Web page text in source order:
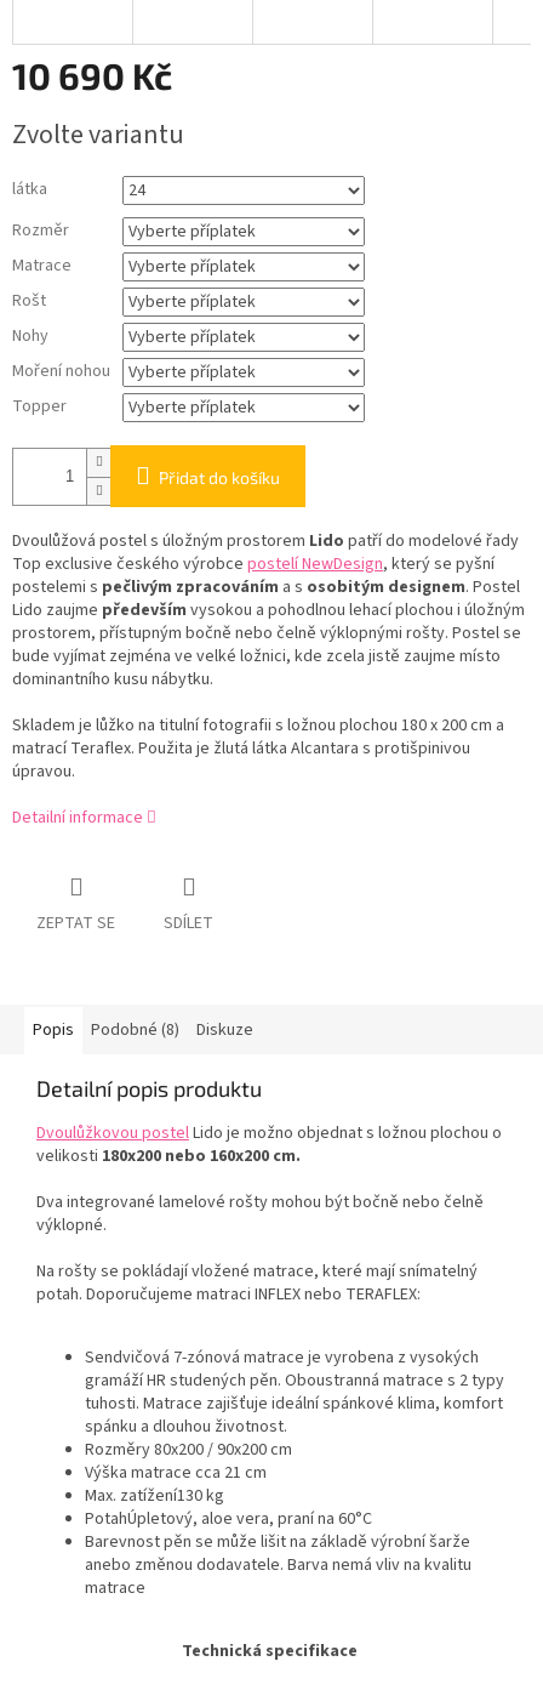
10 690 Kč
cena:
Zvolte variantu
látka
Rozměr
Matrace
Rošt
Nohy
Moření nohou
Topper
Přidat do košíku
Dvoulůžová postel s úložným prostorem Lido patří do modelové řady
Top exclusive českého výrobce postelí NewDesign, který se pyšní
postelemi s pečlivým zpracováním a s osobitým designem. Postel
Lido zaujme především vysokou a pohodlnou lehací plochou i úložným
prostorem, přístupným bočně nebo čelně výklopnými rošty. Postel se
bude vyjímat zejména ve velké ložnici, kde zcela jistě zaujme místo
dominantního kusu nábytku.
Skladem je lůžko na titulní fotografii s ložnou plochou 180 x 200 cm a
matrací Teraflex. Použita je žlutá látka Alcantara s protišpinivou
úpravou.
Detailní informace
ZEPTAT SE SDÍLET
Popis Podobné (8) Diskuze
Detailní popis produktu
Dvoulůžkovou postelLido je možno objednat s ložnou plochou o
velikosti 180x200 nebo 160x200 cm.
Dva integrované lamelové rošty mohou být bočně nebo čelně
výklopné.
Na rošty se pokládají vložené matrace, které mají snímatelný
potah. Doporučujeme matraci INFLEX nebo TERAFLEX:
Sendvičová 7-zónová matrace je vyrobena z vysokých
gramáží HR studených pěn. Oboustranná matrace s 2 typy
tuhosti. Matrace zajišťuje ideální spánkové klima, komfort
spánku a dlouhou životnost.
Rozměry 80x200 / 90x200 cm
Výška matrace cca 21 cm
Max. zatížení130 kg
PotahÚpletový, aloe vera, praní na 60°C
Barevnost pěn se může lišit na základě výrobní šarže
anebo změnou dodavatele. Barva nemá vliv na kvalitu
matrace
Technická specifikace